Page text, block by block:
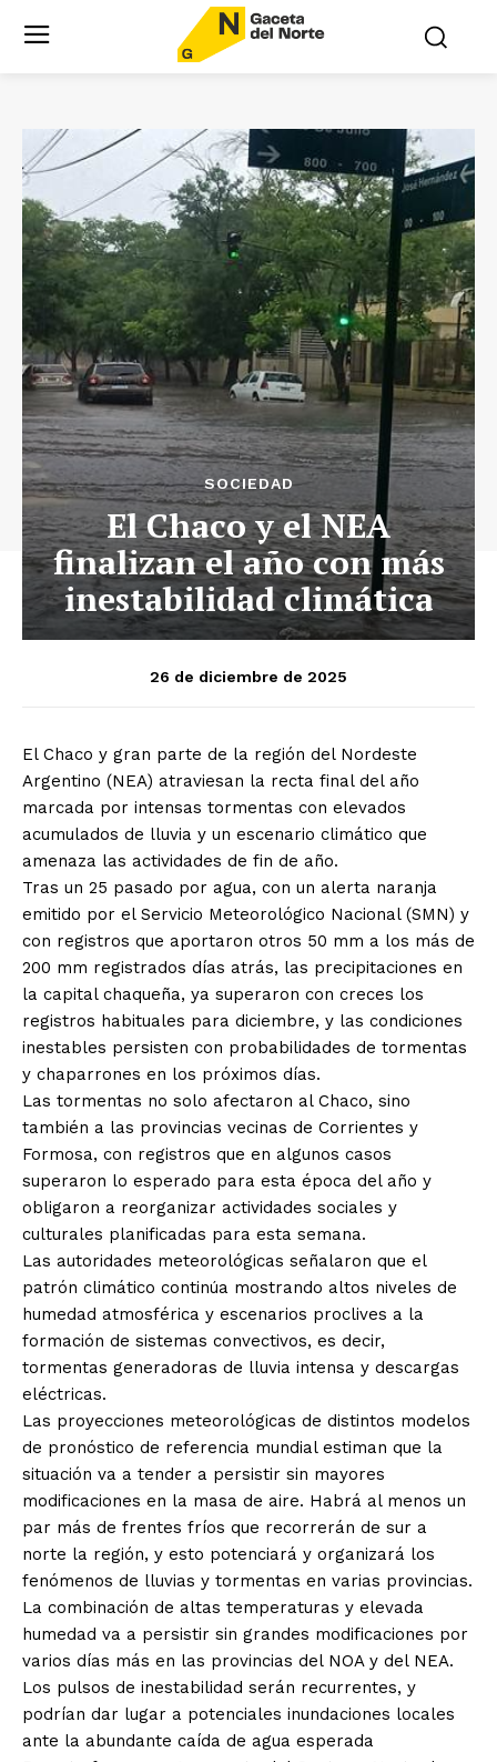
SOCIEDAD
El Chaco y el NEA
finalizan el año con más
inestabilidad climática
26 de diciembre de 2025
El Chaco y gran parte de la región del Nordeste
Argentino (NEA) atraviesan la recta final del año
marcada por intensas tormentas con elevados
acumulados de lluvia y un escenario climático que
amenaza las actividades de fin de año.
Tras un 25 pasado por agua, con un alerta naranja
emitido por el Servicio Meteorológico Nacional (SMN) y
con registros que aportaron otros 50 mm a los más de
200 mm registrados días atrás, las precipitaciones en
la capital chaqueña, ya superaron con creces los
registros habituales para diciembre, y las condiciones
inestables persisten con probabilidades de tormentas
y chaparrones en los próximos días.
Las tormentas no solo afectaron al Chaco, sino
también a las provincias vecinas de Corrientes y
Formosa, con registros que en algunos casos
superaron lo esperado para esta época del año y
obligaron a reorganizar actividades sociales y
culturales planificadas para esta semana.
Las autoridades meteorológicas señalaron que el
patrón climático continúa mostrando altos niveles de
humedad atmosférica y escenarios proclives a la
formación de sistemas convectivos, es decir,
tormentas generadoras de lluvia intensa y descargas
eléctricas.
Las proyecciones meteorológicas de distintos modelos
de pronóstico de referencia mundial estiman que la
situación va a tender a persistir sin mayores
modificaciones en la masa de aire. Habrá al menos un
par más de frentes fríos que recorrerán de sur a
norte la región, y esto potenciará y organizará los
fenómenos de lluvias y tormentas en varias provincias.
La combinación de altas temperaturas y elevada
humedad va a persistir sin grandes modificaciones por
varios días más en las provincias del NOA y del NEA.
Los pulsos de inestabilidad serán recurrentes, y
podrían dar lugar a potenciales inundaciones locales
ante la abundante caída de agua esperada